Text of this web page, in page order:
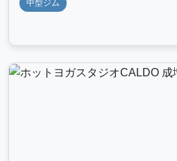
中型ジム